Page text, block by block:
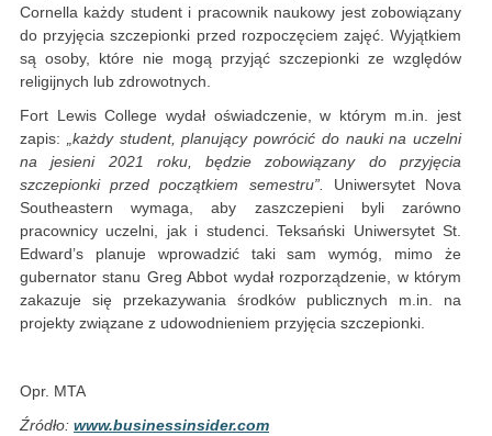
Cornella każdy student i pracownik naukowy jest zobowiązany
do przyjęcia szczepionki przed rozpoczęciem zajęć. Wyjątkiem
są osoby, które nie mogą przyjąć szczepionki ze względów
religijnych lub zdrowotnych.
Fort Lewis College wydał oświadczenie, w którym m.in. jest
zapis: „każdy student, planujący powrócić do nauki na uczelni
na jesieni 2021 roku, będzie zobowiązany do przyjęcia
szczepionki przed początkiem semestru”. Uniwersytet Nova
Southeastern wymaga, aby zaszczepieni byli zarówno
pracownicy uczelni, jak i studenci. Teksański Uniwersytet St.
Edward’s planuje wprowadzić taki sam wymóg, mimo że
gubernator stanu Greg Abbot wydał rozporządzenie, w którym
zakazuje się przekazywania środków publicznych m.in. na
projekty związane z udowodnieniem przyjęcia szczepionki.
Opr. MTA
Źródło: www.businessinsider.com